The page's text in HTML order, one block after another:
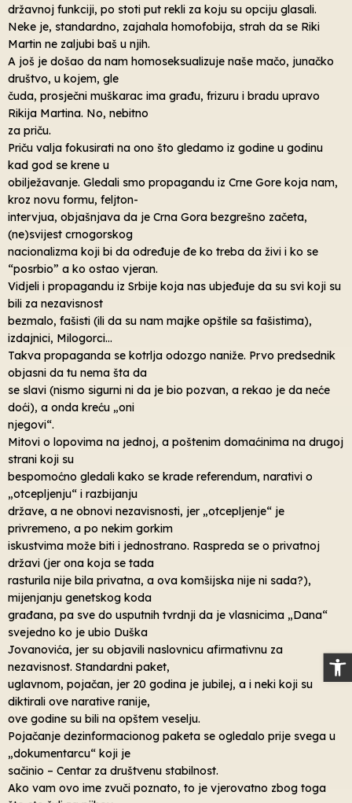
državnoj funkciji, po stoti put rekli za koju su opciju glasali.
Neke je, standardno, zajahala homofobija, strah da se Riki
Martin ne zaljubi baš u njih.
A još je došao da nam homoseksualizuje naše mačo, junačko
društvo, u kojem, gle
čuda, prosječni muškarac ima građu, frizuru i bradu upravo
Rikija Martina. No, nebitno
za priču.
Priču valja fokusirati na ono što gledamo iz godine u godinu
kad god se krene u
obilježavanje. Gledali smo propagandu iz Crne Gore koja nam,
kroz novu formu, feljton-
intervjua, objašnjava da je Crna Gora bezgrešno začeta,
(ne)svijest crnogorskog
nacionalizma koji bi da određuje đe ko treba da živi i ko se
“posrbio” a ko ostao vjeran.
Vidjeli i propagandu iz Srbije koja nas ubjeđuje da su svi koji su
bili za nezavisnost
bezmalo, fašisti (ili da su nam majke opštile sa fašistima),
izdajnici, Milogorci…
Takva propaganda se kotrlja odozgo naniže. Prvo predsednik
objasni da tu nema šta da
se slavi (nismo sigurni ni da je bio pozvan, a rekao je da neće
doći), a onda kreću „oni
njegovi“.
Mitovi o lopovima na jednoj, a poštenim domaćinima na drugoj
strani koji su
bespomoćno gledali kako se krade referendum, narativi o
„otcepljenju“ i razbijanju
države, a ne obnovi nezavisnosti, jer „otcepljenje“ je
privremeno, a po nekim gorkim
iskustvima može biti i jednostrano. Raspreda se o privatnoj
državi (jer ona koja se tada
rasturila nije bila privatna, a ova komšijska nije ni sada?),
mijenjanju genetskog koda
građana, pa sve do usputnih tvrdnji da je vlasnicima „Dana“
svejedno ko je ubio Duška
Jovanovića, jer su objavili naslovnicu afirmativnu za
nezavisnost. Standardni paket,
uglavnom, pojačan, jer 20 godina je jubilej, a i neki koji su
diktirali ove narative ranije,
ove godine su bili na opštem veselju.
Pojačanje dezinformacionog paketa se ogledalo prije svega u
„dokumentarcu“ koji je
sačinio – Centar za društvenu stabilnost.
Ako vam ovo ime zvuči poznato, to je vjerovatno zbog toga